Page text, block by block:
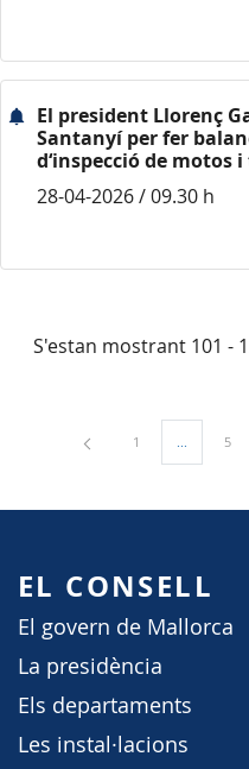
El president Llorenç
Santanyí per fer
d‘inspecció de motos
28-04-2026 / 09.30 h
S'estan mostrant 101 -
Pàgina
1 ...Pàgines5
EL CONSELL
El govern de Mallorca
La presidència
Els departaments
Les instal·lacions